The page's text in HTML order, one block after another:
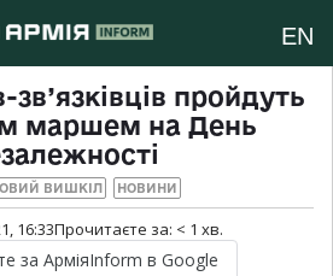
EN
зв’язківців пройдуть
маршем на День
ВИШКІЛ НОВИНИ
16:33Прочитаєте за: < 1 хв.
за АрміяInform в Google